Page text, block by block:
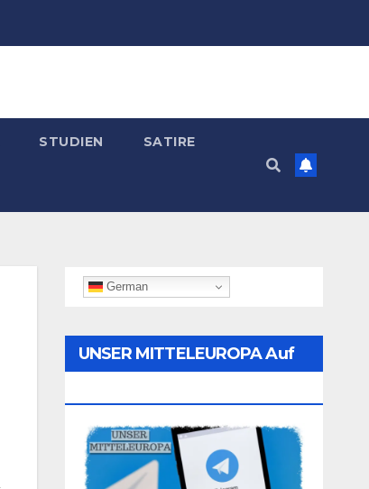
STUDIEN SATIRE
German
UNSER MITTELEUROPA Auf